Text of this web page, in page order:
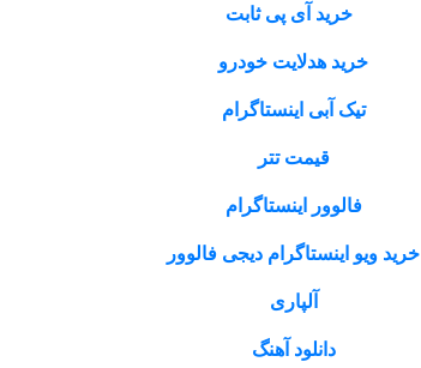
خرید آی پی ثابت
خرید هدلایت خودرو
تیک آبی اینستاگرام
قیمت تتر
فالوور اینستاگرام
خرید ویو اینستاگرام دیجی فالوور
آلپاری
دانلود آهنگ